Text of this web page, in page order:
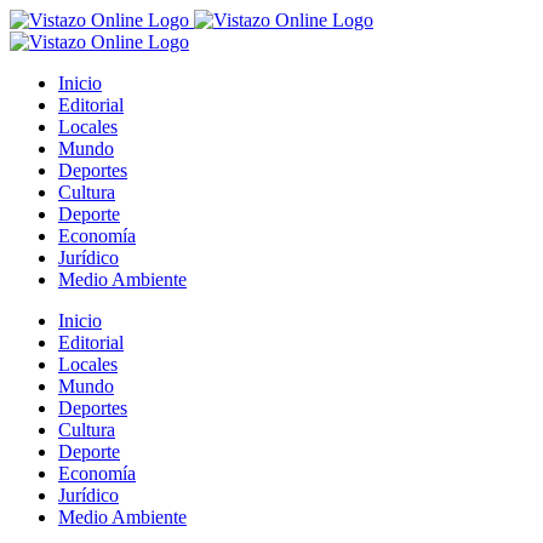
Saltar
al
Inicio
Editorial
Locales
Mundo
Deportes
Cultura
Deporte
Economía
Jurídico
Medio Ambiente
Inicio
Editorial
Locales
Mundo
Deportes
Cultura
Deporte
Economía
Jurídico
Medio Ambiente